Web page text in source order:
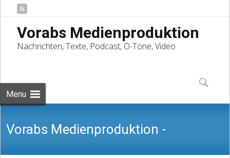
Vorabs Medienproduktion
Nachrichten, Texte, Podcast, O-Töne, Video
Menu
to
content
Suchen
nach:
Vorabs Medienproduktion -